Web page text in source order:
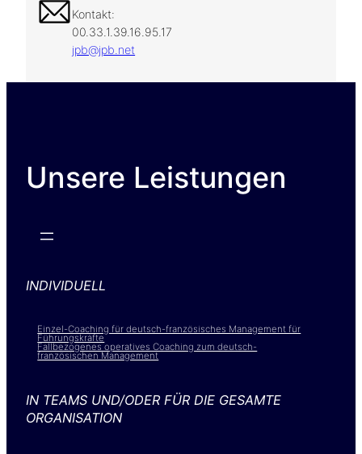
Kontakt:
00.33.1.39.16.95.17
jpb@jpb.net
Unsere Leistungen
INDIVIDUELL
Einzel-Coaching für deutsch-französisches Management für
Führungskräfte
Fallbezogenes operatives Coaching zum deutsch-
französischen Management
IN TEAMS UND/ODER FÜR DIE GESAMTE
ORGANISATION